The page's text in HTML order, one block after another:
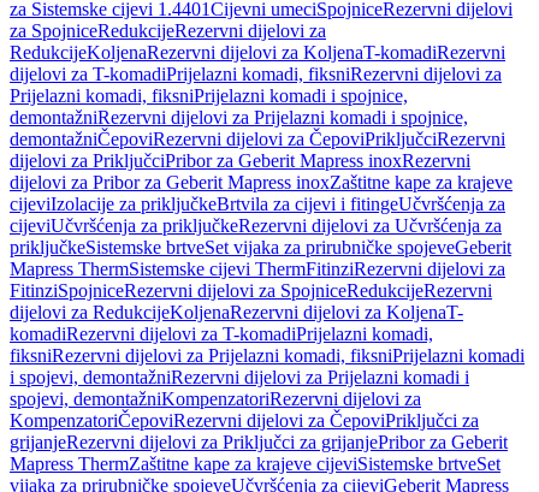
za Sistemske cijevi 1.4401Cijevni umeciSpojniceRezervni dijelovi
za SpojniceRedukcijeRezervni dijelovi za
RedukcijeKoljenaRezervni dijelovi za KoljenaT-komadiRezervni
dijelovi za T-komadiPrijelazni komadi, fiksniRezervni dijelovi za
Prijelazni komadi, fiksniPrijelazni komadi i spojnice,
demontažniRezervni dijelovi za Prijelazni komadi i spojnice,
demontažniČepoviRezervni dijelovi za ČepoviPriključciRezervni
dijelovi za PriključciPribor za Geberit Mapress inoxRezervni
dijelovi za Pribor za Geberit Mapress inoxZaštitne kape za krajeve
cijeviIzolacije za priključkeBrtvila za cijevi i fitingeUčvršćenja za
cijeviUčvršćenja za priključkeRezervni dijelovi za Učvršćenja za
priključkeSistemske brtveSet vijaka za prirubničke spojeveGeberit
Mapress ThermSistemske cijevi ThermFitinziRezervni dijelovi za
FitinziSpojniceRezervni dijelovi za SpojniceRedukcijeRezervni
dijelovi za RedukcijeKoljenaRezervni dijelovi za KoljenaT-
komadiRezervni dijelovi za T-komadiPrijelazni komadi,
fiksniRezervni dijelovi za Prijelazni komadi, fiksniPrijelazni komadi
i spojevi, demontažniRezervni dijelovi za Prijelazni komadi i
spojevi, demontažniKompenzatoriRezervni dijelovi za
KompenzatoriČepoviRezervni dijelovi za ČepoviPriključci za
grijanjeRezervni dijelovi za Priključci za grijanjePribor za Geberit
Mapress ThermZaštitne kape za krajeve cijeviSistemske brtveSet
vijaka za prirubničke spojeveUčvršćenja za cijeviGeberit Mapress